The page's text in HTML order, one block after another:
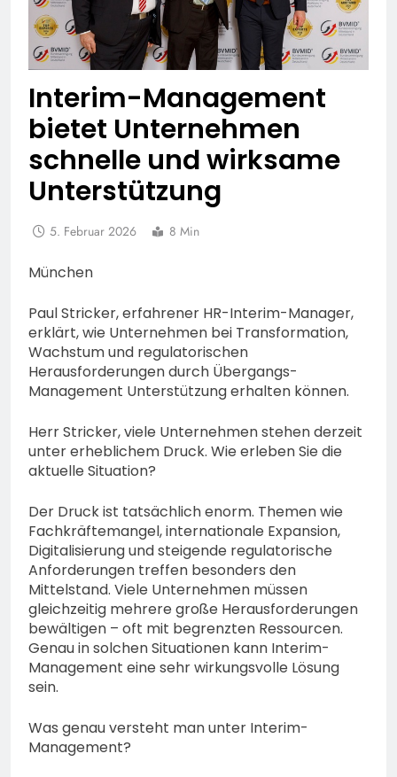
Interim-Management
bietet Unternehmen
schnelle und wirksame
Unterstützung
5. Februar 2026 8 Min
München
Paul Stricker, erfahrener HR-Interim-Manager,
erklärt, wie Unternehmen bei Transformation,
Wachstum und regulatorischen
Herausforderungen durch Übergangs-
Management Unterstützung erhalten können.
Herr Stricker, viele Unternehmen stehen derzeit
unter erheblichem Druck. Wie erleben Sie die
aktuelle Situation?
Der Druck ist tatsächlich enorm. Themen wie
Fachkräftemangel, internationale Expansion,
Digitalisierung und steigende regulatorische
Anforderungen treffen besonders den
Mittelstand. Viele Unternehmen müssen
gleichzeitig mehrere große Herausforderungen
bewältigen – oft mit begrenzten Ressourcen.
Genau in solchen Situationen kann Interim-
Management eine sehr wirkungsvolle Lösung
sein.
Was genau versteht man unter Interim-
Management?